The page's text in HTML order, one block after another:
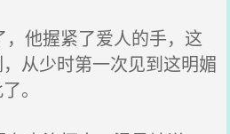
他握紧了爱人的手，这
从少时第一次见到这明媚
。